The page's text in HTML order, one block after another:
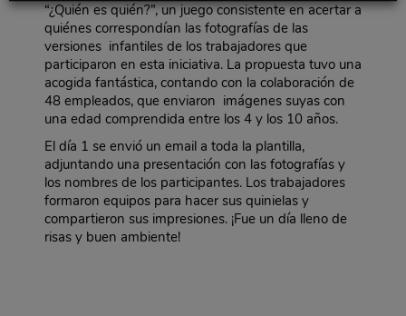
“¿Quién es quién?”, un juego consistente en acertar a
quiénes correspondían las fotografías de las
versiones infantiles de los trabajadores que
participaron en esta iniciativa. La propuesta tuvo una
acogida fantástica, contando con la colaboración de
48 empleados, que enviaron imágenes suyas con
una edad comprendida entre los 4 y los 10 años.
El día 1 se envió un email a toda la plantilla,
adjuntando una presentación con las fotografías y
los nombres de los participantes. Los trabajadores
formaron equipos para hacer sus quinielas y
compartieron sus impresiones. ¡Fue un día lleno de
risas y buen ambiente!